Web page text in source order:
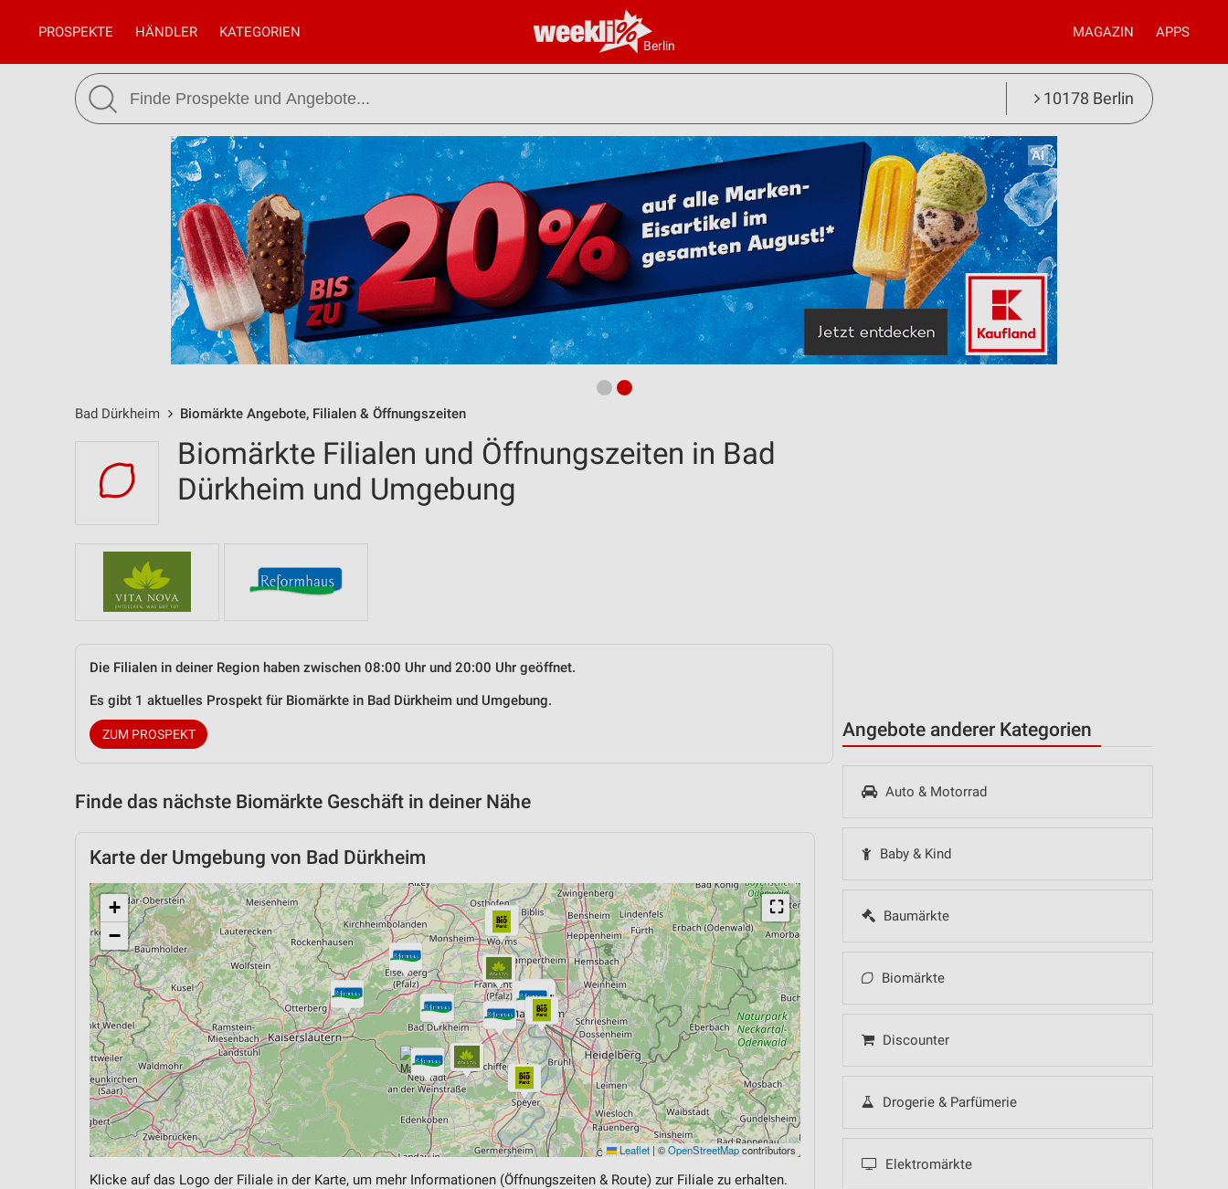
Berlin
PROSPEKTE HÄNDLER KATEGORIEN MAGAZIN APPS
10178 Berlin
Bad Dürkheim Biomärkte Angebote, Filialen & Öffnungszeiten
Angebote anderer Kategorien
Auto & Motorrad
Baby & Kind
Baumärkte
Biomärkte
Discounter
Drogerie & Parfümerie
Elektromärkte
Biomärkte Filialen und Öffnungszeiten in Bad
Dürkheim und Umgebung
Die Filialen in deiner Region haben zwischen 08:00 Uhr und 20:00 Uhr geöffnet.
Es gibt 1 aktuelles Prospekt für Biomärkte in Bad Dürkheim und Umgebung.
ZUM PROSPEKT
Finde das nächste Biomärkte Geschäft in deiner Nähe
Karte der Umgebung von Bad Dürkheim
⛶
+
−
Leaflet | ©OpenStreetMapcontributors
Klicke auf das Logo der Filiale in der Karte, um mehr Informationen (Öffnungszeiten & Route) zur Filiale zu erhalten.